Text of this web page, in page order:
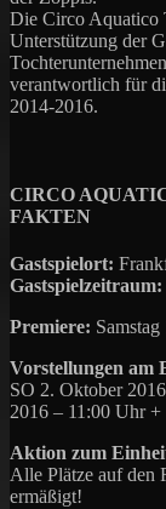
Die Circo Aquatico
Unterstützung der
verantwortlich für
2014-2016.
CIRCO
FAKTEN
Gastspielort:
Gastspielzeitraum:
Premiere:
Vorstellungen am
SO 2. Oktober
2016 – 11:00 Uhr
Aktion zum
Alle Plätze auf den
ermäßigt!